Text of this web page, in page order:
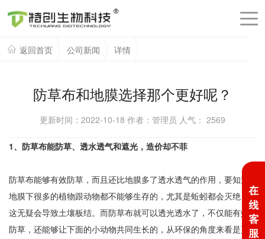
返回首页 公司新闻 详情
防草布和地膜选择那个更好呢？
更新时间：2022-10-18 作者：管理员 人气： 2569
1、防草布能防草、透水透气和遮光，造价却不菲
防草布能够有效防草，而且还比地膜多了透水透气的作用，要知道
地膜下很多的植物跟动物都不能够生存的，尤其是蚯蚓都会灭绝，
这无疑会导致土壤板结。而防草布就可以透光透水了，不仅能有效
防草，还能够让下面的小动物共同生长的，从环保的角度来看是更